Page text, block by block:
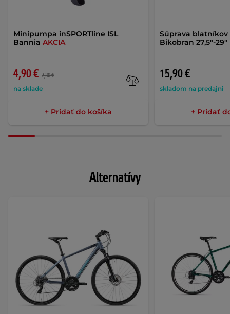
Minipumpa inSPORTline ISL
Bannia AKCIA
4,90 € 7,30 €
na sklade
+ Pridať do košíka
Súprava blatníkov
Bikobran 27,5"-29"
15,90 €
skladom na predajni
+ Pridať
Alternatívy